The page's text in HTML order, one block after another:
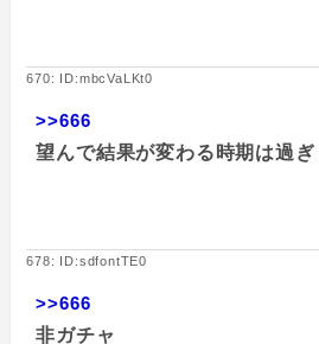
670: ID:mbcVaLKt0
>>666
望んで結果が変わる時期は過ぎ
678: ID:sdfontTE0
>>666
非ガチャ